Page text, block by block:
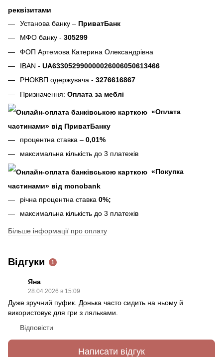
реквізитами
Установа банку – ПриватБанк
МФО банку - 305299
ФОП Артемова Катерина Олександрівна
IBAN - UA633052990000026006050613466
РНОКВП одержувача - 3276616867
Призначення: Оплата за меблі
«Оплата
частинами» від ПриватБанку
процентна ставка – 0,01%
максимальна кількість до 3 платежів
«Покупка
частинами» від monobank
річна процентна ставка 0%;
максимальна кількість до 3 платежів
Більше інформації про оплату
Відгуки 1
Яна
28.04.2026 в 15:09
Дуже зручний пуфик. Донька часто сидить на ньому й
використовує для гри з ляльками.
Відповісти
Написати відгук